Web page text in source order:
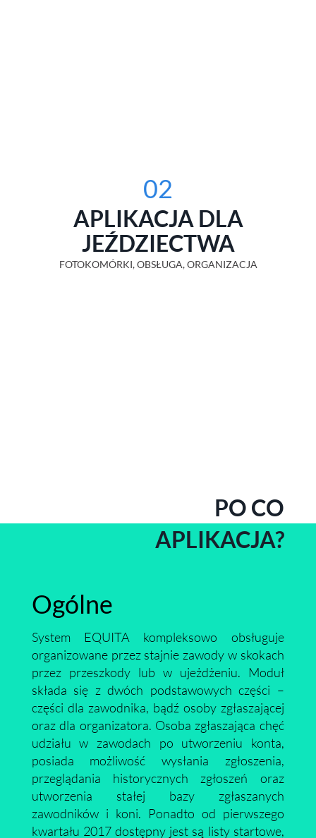
02
APLIKACJA DLA
JEŹDZIECTWA
FOTOKOMÓRKI, OBSŁUGA, ORGANIZACJA
PO CO
APLIKACJA?
Ogólne
System EQUITA kompleksowo obsługuje
organizowane przez stajnie zawody w skokach
przez przeszkody lub w ujeżdżeniu. Moduł
składa się z dwóch podstawowych części –
części dla zawodnika, bądź osoby zgłaszającej
oraz dla organizatora. Osoba zgłaszająca chęć
udziału w zawodach po utworzeniu konta,
posiada możliwość wysłania zgłoszenia,
przeglądania historycznych zgłoszeń oraz
utworzenia stałej bazy zgłaszanych
zawodników i koni. Ponadto od pierwszego
kwartału 2017 dostępny jest są listy startowe,